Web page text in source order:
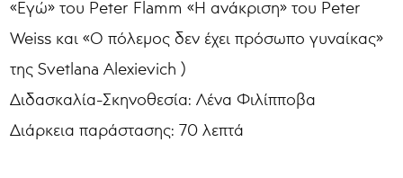
«Εγώ» του Peter Flamm «Η ανάκριση» του Peter
Weiss και «Ο πόλεμος δεν έχει πρόσωπο γυναίκας»
της Svetlana Alexievich )
Διδασκαλία-Σκηνοθεσία: Λένα Φιλίπποβα
Διάρκεια παράστασης: 70 λεπτά